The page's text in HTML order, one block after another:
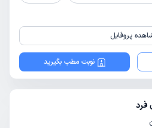
پروفایل
نوبت مطب بگیرید
فرد